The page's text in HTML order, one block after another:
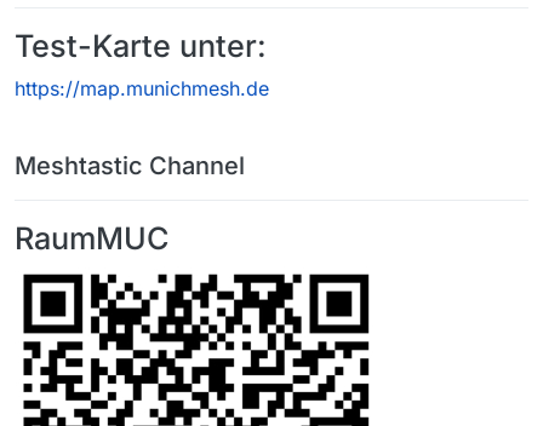
Test-Karte unter:
https://map.munichmesh.de
Meshtastic Channel
RaumMUC